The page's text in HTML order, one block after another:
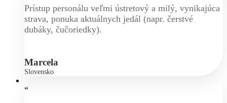
Prístup personálu veľmi ústretový a milý, vynikajúca
strava, ponuka aktuálnych jedál (napr. čerstvé
dubáky, čučoriedky).
Marcela
Slovensko
“